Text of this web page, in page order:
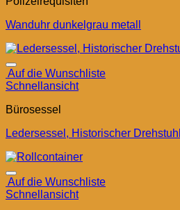
Wanduhr dunkelgrau metall
Auf die Wunschliste
Schnellansicht
Bürosessel
Ledersessel, Historischer
Auf die Wunschliste
Schnellansicht